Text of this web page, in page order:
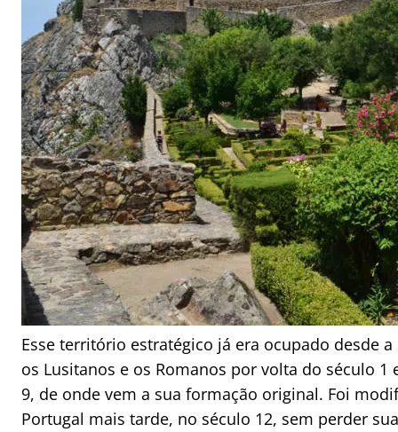
Esse território estratégico já era ocupado desde
os Lusitanos e os Romanos por volta do século
9, de onde vem a sua formação original. Foi
Portugal mais tarde, no século 12, sem perder